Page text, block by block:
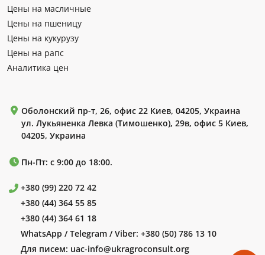
Цены на масличные
Цены на пшеницу
Цены на кукурузу
Цены на рапс
Аналитика цен
Оболонский пр-т, 26, офис 22 Киев, 04205, Украина
ул. Лукьяненка Левка (Тимошенко), 29в, офис 5 Киев,
04205, Украина
Пн-Пт: с 9:00 до 18:00.
+380 (99) 220 72 42
+380 (44) 364 55 85
+380 (44) 364 61 18
WhatsApp / Telegram / Viber: +380 (50) 786 13 10
Для писем: uac-info@ukragroconsult.org